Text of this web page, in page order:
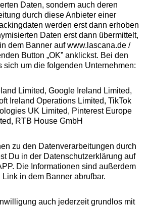
Versandkosten
zur Bonitätsprüfung
Daten, sondern auch deren
durch diese Anbieter einer
werden erst dann erhoben
Daten erst dann übermittelt,
dem Banner auf www.lascana.de /
Button „OK” anklickst. Bei den
sich um die folgenden Unternehmen:
Limited, Google Ireland Limited,
Ireland Operations Limited, TikTok
UK Limited, Pinterest Europe
RTB House GmbH
zu den Datenverarbeitungen durch
Du in der Datenschutzerklärung auf
Die Informationen sind außerdem
Link in dem Banner abrufbar.
auch jederzeit grundlos mit